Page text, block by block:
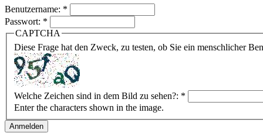
Benutzername: *
Passwort: *
CAPTCHA
Diese Frage hat den Zweck, zu testen, ob Sie ein menschlicher
Welche Zeichen sind in dem Bild zu sehen?: *
Enter the characters shown in the image.